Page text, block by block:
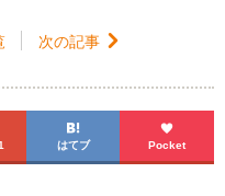
次の記事 

はてブ

Pocket